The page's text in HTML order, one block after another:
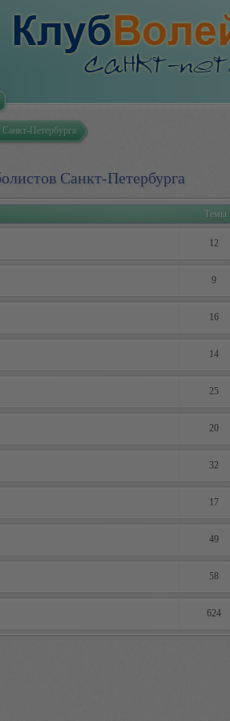
Петербурга
Санкт-Петербурга
Темы
12
9
16
14
25
20
32
17
49
58
624